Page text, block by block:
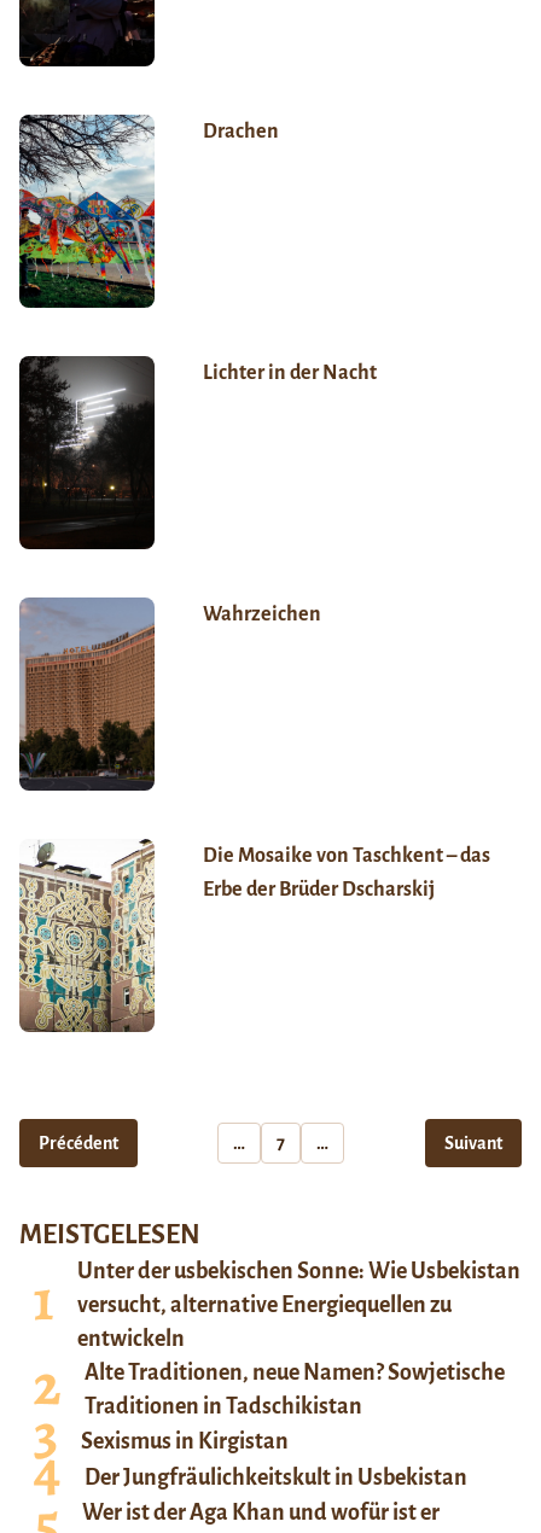
Drachen
Lichter in der Nacht
Wahrzeichen
Die Mosaike von Taschkent – das
Erbe der Brüder Dscharskij
Précédent … 7 … Suivant
MEISTGELESEN
Unter der usbekischen Sonne: Wie Usbekistan
versucht, alternative Energiequellen zu
entwickeln
Alte Traditionen, neue Namen? Sowjetische
Traditionen in Tadschikistan
Sexismus in Kirgistan
Der Jungfräulichkeitskult in Usbekistan
Wer ist der Aga Khan und wofür ist er